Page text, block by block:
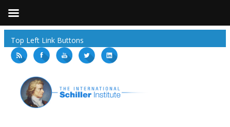
Top Left Link Buttons